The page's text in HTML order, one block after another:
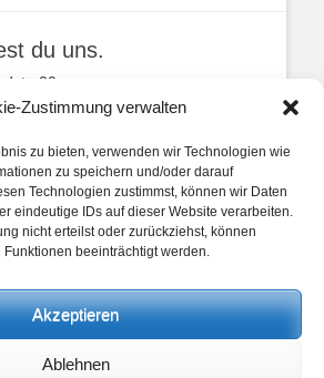
Zustimmung verwalten
zu bieten, verwenden wir Technologien wie
zu speichern und/oder darauf
Technologien zustimmst, können wir Daten
eindeutige IDs auf dieser Website verarbeiten.
nicht erteilst oder zurückziehst, können
beeinträchtigt werden.
Akzeptieren
Ablehnen
du uns.
20
unsere Posts